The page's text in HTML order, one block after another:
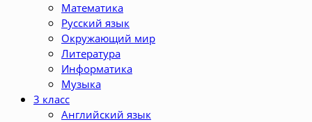
Математика
Русский язык
Окружающий мир
Литература
Информатика
Музыка
3 класс
Английский язык